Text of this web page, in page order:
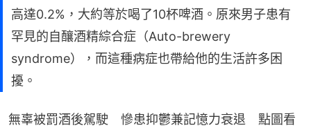
高達0.2%，大約等於喝了10杯啤酒。原來男子患有
罕見的自釀酒精綜合症（Auto-brewery
syndrome），而這種病症也帶給他的生活許多困
擾。
無辜被罰酒後駕駛　慘患抑鬱兼記憶力衰退　點圖看